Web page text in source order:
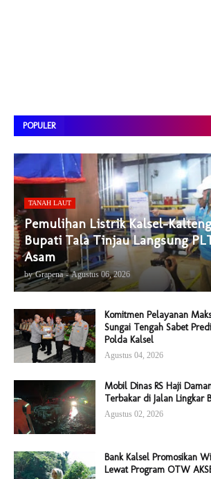
POPULER
TANAH LAUT
Pemulihan Listrik Kalsel-
Bupati Tala Tinjau Langsung
Asam
by Grapena - Agustus 06, 2026
Komitmen Pelayanan
Sungai Tengah Sabet
Polda Kalsel
Agustus 04, 2026
Mobil Dinas RS Haji
Terbakar di Jalan Lingkar
Agustus 02, 2026
Bank Kalsel Promosikan
Lewat Program OTW